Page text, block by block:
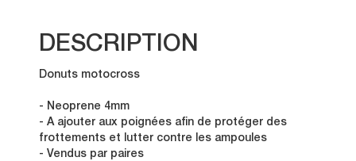
DESCRIPTION
Donuts motocross
- Neoprene 4mm
- A ajouter aux poignées afin de protéger des
frottements et lutter contre les ampoules
- Vendus par paires